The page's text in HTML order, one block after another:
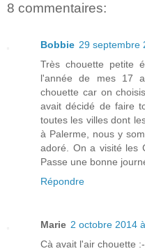
8 commentaires:
Bobbie 29 septembre
Très chouette petite
l'année de mes 17
chouette car on
avait décidé de faire
toutes les villes dont
à Palerme, nous y
adoré. On a visité les
Passe une bonne
Répondre
Marie 2 octobre 2014
Cà avait l'air chouette